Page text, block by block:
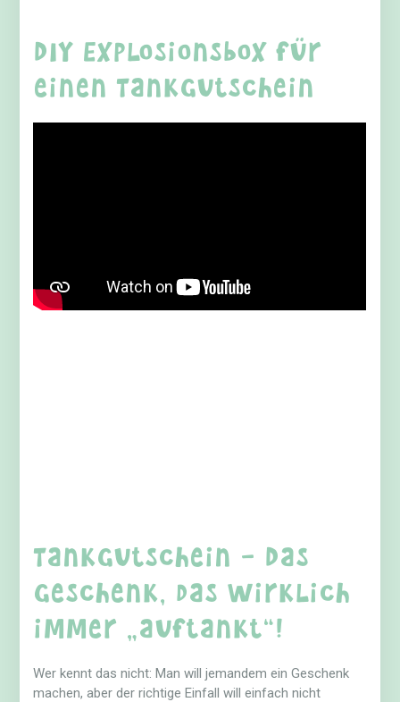
DIY Explosionsbox für
einen Tankgutschein
Tankgutschein – Das
Geschenk, das wirklich
immer „auftankt“!
Wer kennt das nicht: Man will jemandem ein Geschenk
machen, aber der richtige Einfall will einfach nicht